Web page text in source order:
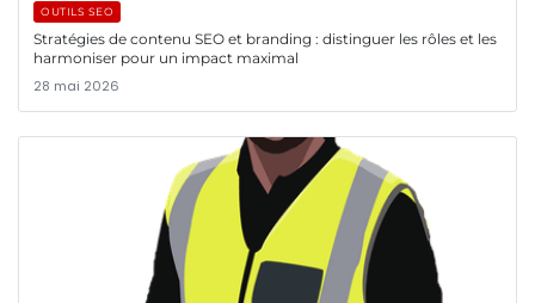
OUTILS SEO
Stratégies de contenu SEO et branding : distinguer les rôles et les
harmoniser pour un impact maximal
28 mai 2026